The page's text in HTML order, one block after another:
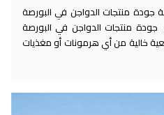
جودة منتجات الدواجن في البورصة
جودة منتجات الدواجن في البورصة
خالية من أي هرمونات أو مغذيات